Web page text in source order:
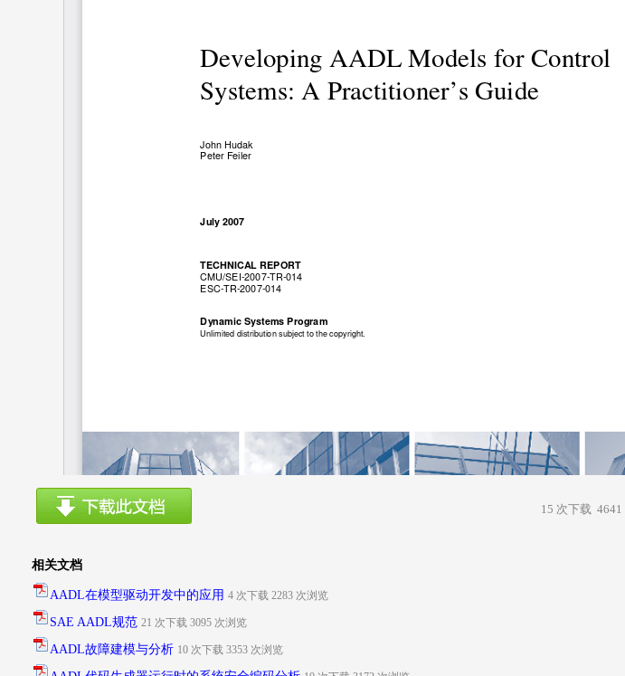
15 次下载 4641
相关文档
AADL在模型驱动开发中的应用 4 次下载 2283 次浏览
SAE AADL规范 21 次下载 3095 次浏览
AADL故障建模与分析 10 次下载 3353 次浏览